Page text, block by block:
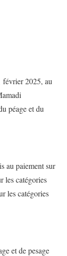
février 2025, au
péage et du
au paiement sur
les catégories
les catégories
et de pesage